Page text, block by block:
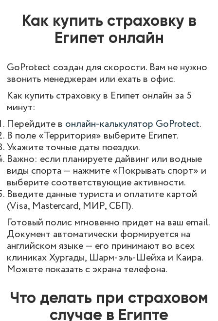
Как купить страховку в
Египет онлайн
GoProtect создан для скорости. Вам не нужно
звонить менеджерам или ехать в офис.
Как купить страховку в Египет онлайн за 5
минут:
Перейдите в онлайн-калькулятор GoProtect.
В поле «Территория» выберите Египет.
Укажите точные даты поездки.
Важно: если планируете дайвинг или водные
виды спорта — нажмите «Покрывать спорт» и
выберите соответствующие активности.
Введите данные туриста и оплатите картой
(Visa, Mastercard, МИР, СБП).
Готовый полис мгновенно придет на ваш email.
Документ автоматически формируется на
английском языке — его принимают во всех
клиниках Хургады, Шарм-эль-Шейха и Каира.
Можете показать с экрана телефона.
Что делать при страховом
случае в Египте